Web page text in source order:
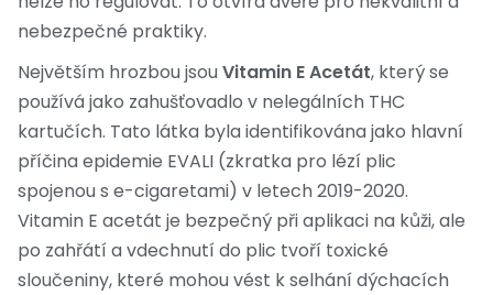
nebezpečné praktiky.
Největším hrozbou jsouVitamin E Acetát, který se
používá jako zahušťovadlo v nelegálních THC
kartučích. Tato látka byla identifikována jako hlavní
příčina epidemie EVALI (zkratka pro lézí plic
spojenou s e-cigaretami) v letech 2019-2020.
Vitamin E acetát je bezpečný při aplikaci na kůži, ale
po zahřátí a vdechnutí do plic tvoří toxické
sloučeniny, které mohou vést k selhání dýchacích